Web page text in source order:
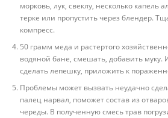
морковь, лук, свеклу, несколько капель
терке или пропустить через блендер.
компресс.
50 грамм меда и растертого
водяной бане, смешать, добавить муку.
сделать лепешку, приложить к
Проблемы может вызвать неудачно
палец нарвал, поможет состав из
череды. В полученную смесь трав